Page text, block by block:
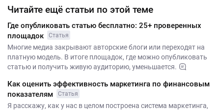
Читайте ещё статьи по этой теме
Где опубликовать статью бесплатно: 25+ проверенных
площадок
Статья
Многие медиа закрывают авторские блоги или переходят на
платную модель. В итоге площадок, где можно опубликовать
статью и получить живую аудиторию, уменьшается.
Как оценить эффективность маркетинга по финансовым
показателям
Статья
Я расскажу, как у нас в целом построена система маркетинга,